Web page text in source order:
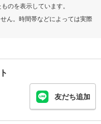
のを表示しています。
ん。時間帯などによっては実際
友だち追加